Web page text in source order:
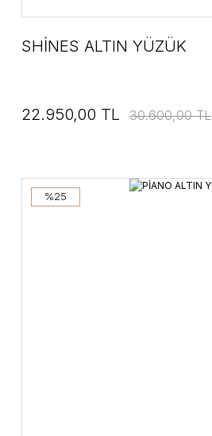
SHİNES ALTIN YÜZÜK
22.950,00 TL 30.600,00 TL
%25